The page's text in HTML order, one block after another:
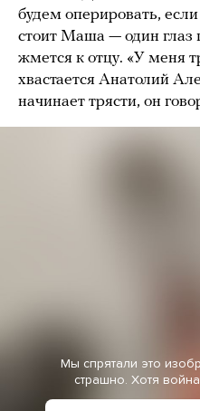
будем оперировать,
стоит Маша — один глаз
жмется к отцу. «У меня
хвастается Анатолий
начинает трясти, он
Мы спрятали это
страшно. Хотя